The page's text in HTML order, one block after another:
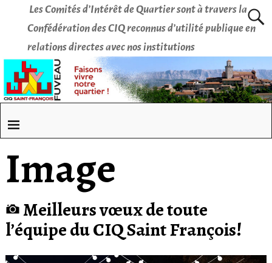
Les Comités d’Intérêt de Quartier sont à travers la
Confédération des CIQ reconnus d’utilité publique en
relations directes avec nos institutions
Image
Meilleurs vœux de toute
l’équipe du CIQ Saint François!